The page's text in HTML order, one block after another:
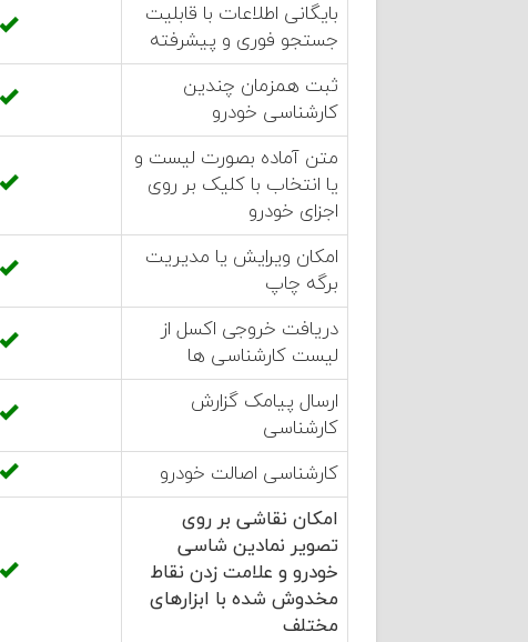
بایگانی اطلاعات با قابلیت
جستجو فوری و پیشرفته
ثبت همزمان چندین
کارشناسی خودرو
متن آماده بصورت لیست و
یا انتخاب با کلیک بر روی
اجزای خودرو
امکان ویرایش یا مدیریت
برگه چاپ
دریافت خروجی اکسل از
لیست کارشناسی ها
ارسال پیامک گزارش
کارشناسی
کارشناسی اصالت خودرو
امکان نقاشی بر روی
تصویر نمادین شاسی
خودرو و علامت زدن نقاط
مخدوش شده با ابزارهای
مختلف